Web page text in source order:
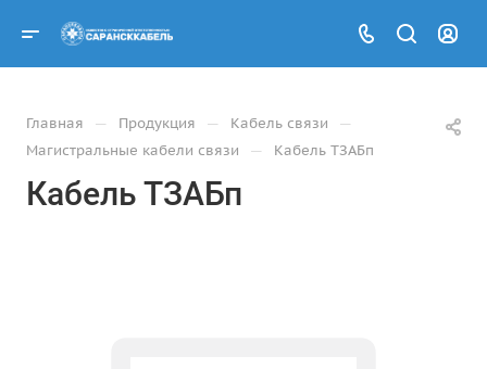
Главная — Продукция — Кабель связи —
Магистральные кабели связи — Кабель ТЗАБп
Кабель ТЗАБп